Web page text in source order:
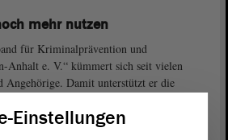
mehr nutzen
für Kriminalprävention und
Anhalt e. V.“ kümmert sich seit vielen
Angehörige. Damit unterstützt er die
sollen sie keine neuen Straftaten
Einstellungen